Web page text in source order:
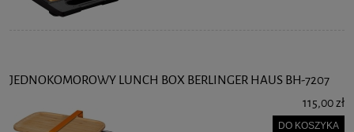
JEDNOKOMOROWY LUNCH BOX BERLINGER HAUS BH-7207
115,00 zł
DO KOSZYKA